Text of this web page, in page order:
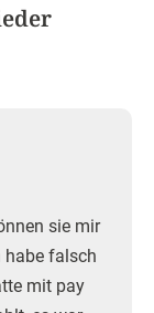
sie mir
habe falsch
mit pay